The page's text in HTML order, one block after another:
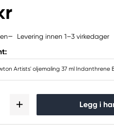
Levering innen 1–3 virkedager
Artists' oljemaling 37 ml Indanthrene
Legg i